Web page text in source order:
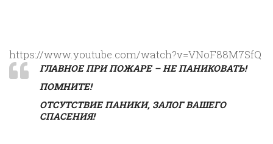
https://www.youtube.com/watch?v=VNoF88M7SfQ
ГЛАВНОЕ ПРИ ПОЖАРЕ – НЕ ПАНИКОВАТЬ!
ПОМНИТЕ!
ОТСУТСТВИЕ ПАНИКИ, ЗАЛОГ ВАШЕГО
СПАСЕНИЯ!